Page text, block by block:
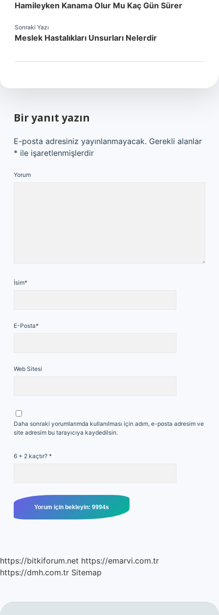
Hamileyken Kanama Olur Mu Kaç Gün Sürer
Sonraki Yazı
Meslek Hastalıkları Unsurları Nelerdir
Bir yanıt yazın
E-posta adresiniz yayınlanmayacak. Gerekli alanlar
* ile işaretlenmişlerdir
Yorum
İsim*
E-Posta*
Web Sitesi
Daha sonraki yorumlarımda kullanılması için adım, e-posta adresim ve
site adresim bu tarayıcıya kaydedilsin.
6 + 2 kaçtır? *
https://bitkiforum.net https://emarvi.com.tr
https://dmh.com.tr Sitemap